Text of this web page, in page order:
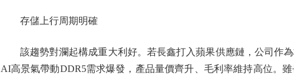
存儲上行周期明確
該趨勢對瀾起構成重大利好。若長鑫打入蘋果供應鏈，公司作為
AI高景氣帶動DDR5需求爆發，產品量價齊升、毛利率維持高位。